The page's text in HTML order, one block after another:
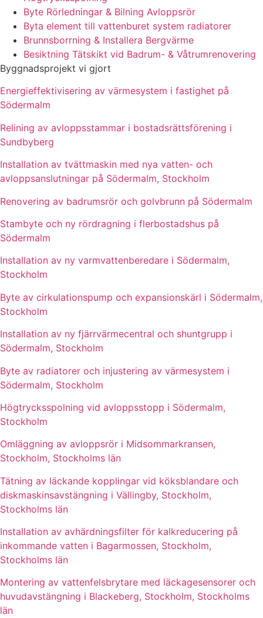
Byte Rörledningar & Bilning Avloppsrör
Byta element till vattenburet system radiatorer
Brunnsborrning & Installera Bergvärme
Besiktning Tätskikt vid Badrum- & Våtrumrenovering
Byggnadsprojekt vi gjort
Energieffektivisering av värmesystem i fastighet på
Södermalm
Relining av avloppsstammar i bostadsrättsförening i
Sundbyberg
Installation av tvättmaskin med nya vatten- och
avloppsanslutningar på Södermalm, Stockholm
Renovering av badrumsrör och golvbrunn på Södermalm
Stambyte och ny rördragning i flerbostadshus på
Södermalm
Installation av ny varmvattenberedare i Södermalm,
Stockholm
Byte av cirkulationspump och expansionskärl i Södermalm,
Stockholm
Installation av ny fjärrvärmecentral och shuntgrupp i
Södermalm, Stockholm
Byte av radiatorer och injustering av värmesystem i
Södermalm, Stockholm
Högtrycksspolning vid avloppsstopp i Södermalm,
Stockholm
Omläggning av avloppsrör i Midsommarkransen,
Stockholm, Stockholms län
Tätning av läckande kopplingar vid köksblandare och
diskmaskinsavstängning i Vällingby, Stockholm,
Stockholms län
Installation av avhärdningsfilter för kalkreducering på
inkommande vatten i Bagarmossen, Stockholm,
Stockholms län
Montering av vattenfelsbrytare med läckagesensorer och
huvudavstängning i Blackeberg, Stockholm, Stockholms
län